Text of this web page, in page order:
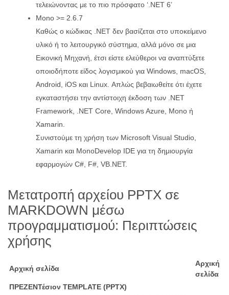
τελειώνοντας με το πιο πρόσφατο ‘.NET 6’
Mono >= 2.6.7
Καθώς ο κώδικας .NET δεν βασίζεται στο υποκείμενο
υλικό ή το λειτουργικό σύστημα, αλλά μόνο σε μια
Εικονική Μηχανή, έτσι είστε ελεύθεροι να αναπτύξετε
οποιοδήποτε είδος λογισμικού για Windows, macOS,
Android, iOS και Linux. Απλώς βεβαιωθείτε ότι έχετε
εγκαταστήσει την αντίστοιχη έκδοση των .NET
Framework, .NET Core, Windows Azure, Mono ή
Xamarin.
Συνιστούμε τη χρήση των Microsoft Visual Studio,
Xamarin και MonoDevelop IDE για τη δημιουργία
εφαρμογών C#, F#, VB.NET.
Μετατροπή αρχείου PPTX σε
MARKDOWN μέσω
προγραμματισμού: Περιπτώσεις
χρήσης
Αρχική σελίδα
Αρχική
σελίδα
ΠΡΕΖΕΝΤέσιον ΤEMPLATE (PPTX)